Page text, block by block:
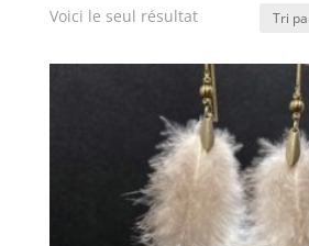
Voici le seul résultat